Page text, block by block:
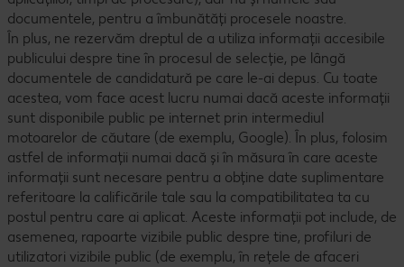
documentele, pentru a îmbunătăți procesele noastre.
În plus, ne rezervăm dreptul de a utiliza informații accesibile
publicului despre tine în procesul de selecție, pe lângă
documentele de candidatură pe care le-ai depus. Cu toate
acestea, vom face acest lucru numai dacă aceste informații
sunt disponibile public pe internet prin intermediul
motoarelor de căutare (de exemplu, Google). În plus, folosim
astfel de informații numai dacă și în măsura în care aceste
informații sunt necesare pentru a obține date suplimentare
referitoare la calificările tale sau la compatibilitatea ta cu
postul pentru care ai aplicat. Aceste informații pot include, de
asemenea, rapoarte vizibile public despre tine, profiluri de
utilizatori vizibile public (de exemplu, în rețele de afaceri